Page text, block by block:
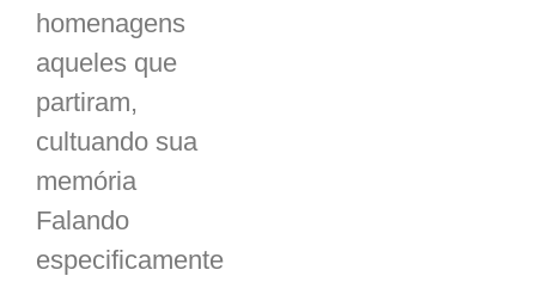
homenagens
aqueles que
partiram,
cultuando sua
memória
Falando
especificamente